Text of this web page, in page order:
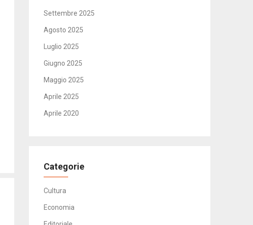
Settembre 2025
Agosto 2025
Luglio 2025
Giugno 2025
Maggio 2025
Aprile 2025
Aprile 2020
Categorie
Cultura
Economia